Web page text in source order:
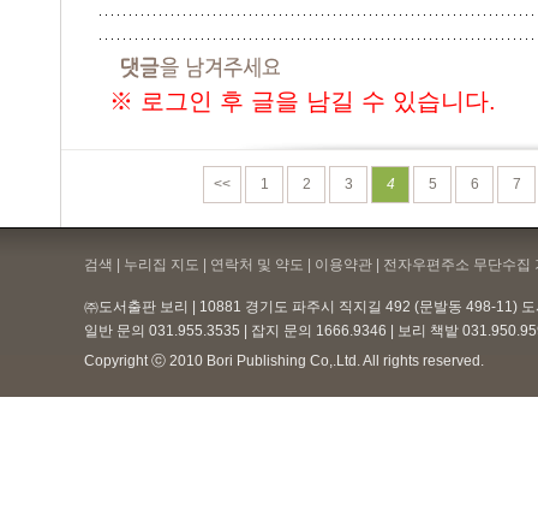
※ 로그인 후 글을 남길 수 있습니다.
<< 1 2 3 4 5 6 7
검색 | 누리집 지도 | 연락처 및 약도 | 이용약관 | 전자우편주소 무단수집
㈜도서출판 보리 | 10881 경기도 파주시 직지길 492 (문발동 498-11)
일반 문의 031.955.3535 | 잡지 문의 1666.9346 | 보리 책밭
Copyright ⓒ 2010 Bori Publishing Co,.Ltd. All rights reserved.